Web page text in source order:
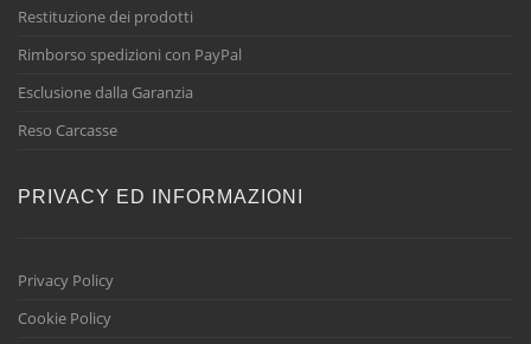
Restituzione dei prodotti
Rimborso spedizioni con PayPal
Esclusione dalla Garanzia
Reso Carcasse
PRIVACY ED INFORMAZIONI
Privacy Policy
Cookie Policy